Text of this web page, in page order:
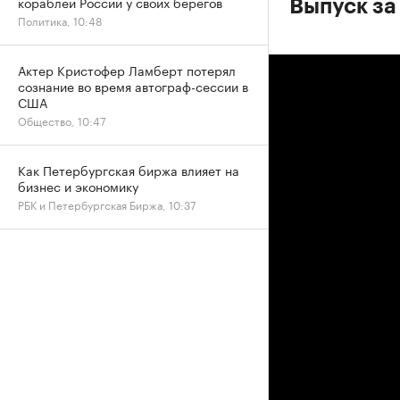
Выпуск
Политика, 10:48
Актер Кристофер Ламберт потерял
сознание во время автограф-сессии в
США
Общество, 10:47
Как Петербургская биржа влияет на
бизнес и экономику
РБК и Петербургская Биржа, 10:37